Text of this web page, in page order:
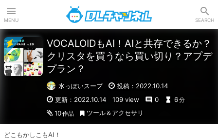
MENU SEARCH
VOCALOIDもAI！AIと共存できるか？
クリスタを買うなら買い切り？アプデ
プラン？
水っぽいスープ
投稿：2022.10.14
更新：2022.10.14
109 view 0 6分
10作品 ツール＆アクセサリ
どこもかしこもAI！